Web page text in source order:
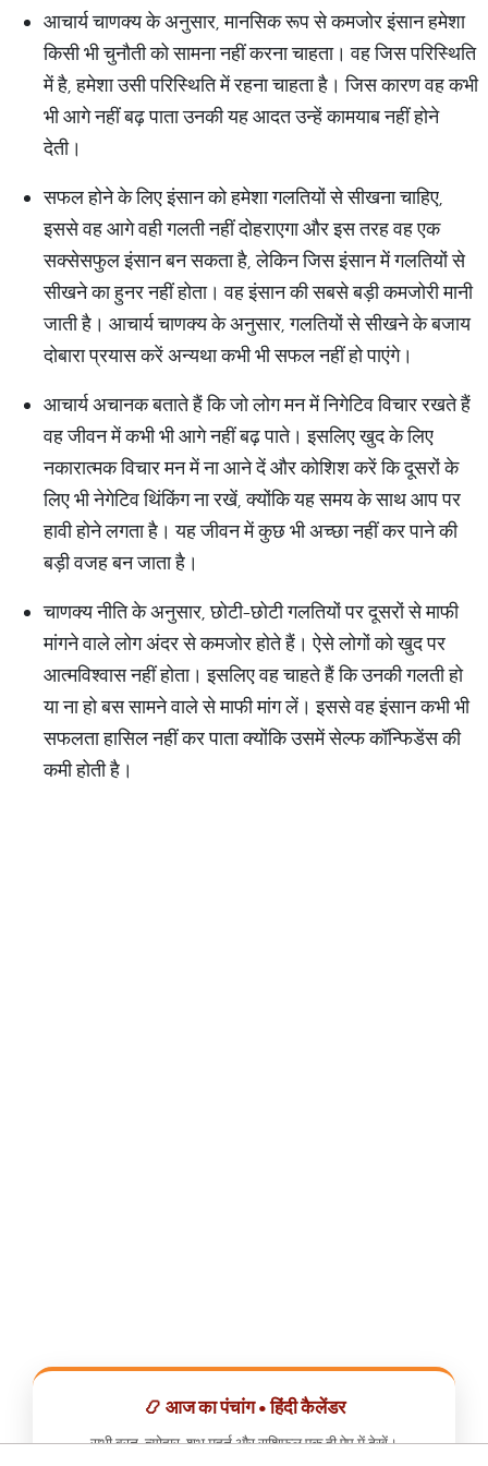
आचार्य चाणक्य के अनुसार, मानसिक रूप से कमजोर इंसान हमेशा
किसी भी चुनौती को सामना नहीं करना चाहता। वह जिस परिस्थिति
में है, हमेशा उसी परिस्थिति में रहना चाहता है। जिस कारण वह कभी
भी आगे नहीं बढ़ पाता उनकी यह आदत उन्हें कामयाब नहीं होने
देती।
सफल होने के लिए इंसान को हमेशा गलतियों से सीखना चाहिए,
इससे वह आगे वही गलती नहीं दोहराएगा और इस तरह वह एक
सक्सेसफुल इंसान बन सकता है, लेकिन जिस इंसान में गलतियों से
सीखने का हुनर नहीं होता। वह इंसान की सबसे बड़ी कमजोरी मानी
जाती है। आचार्य चाणक्य के अनुसार, गलतियों से सीखने के बजाय
दोबारा प्रयास करें अन्यथा कभी भी सफल नहीं हो पाएंगे।
आचार्य अचानक बताते हैं कि जो लोग मन में निगेटिव विचार रखते हैं
वह जीवन में कभी भी आगे नहीं बढ़ पाते। इसलिए खुद के लिए
नकारात्मक विचार मन में ना आने दें और कोशिश करें कि दूसरों के
लिए भी नेगेटिव थिंकिंग ना रखें, क्योंकि यह समय के साथ आप पर
हावी होने लगता है। यह जीवन में कुछ भी अच्छा नहीं कर पाने की
बड़ी वजह बन जाता है।
चाणक्य नीति के अनुसार, छोटी-छोटी गलतियों पर दूसरों से माफी
मांगने वाले लोग अंदर से कमजोर होते हैं। ऐसे लोगों को खुद पर
आत्मविश्वास नहीं होता। इसलिए वह चाहते हैं कि उनकी गलती हो
या ना हो बस सामने वाले से माफी मांग लें। इससे वह इंसान कभी भी
सफलता हासिल नहीं कर पाता क्योंकि उसमें सेल्फ कॉन्फिडेंस की
कमी होती है।
📿 आज का पंचांग • हिंदी कैलेंडर
सभी व्रत, त्योहार, शुभ मुहूर्त और राशिफल एक ही ऐप में देखें।